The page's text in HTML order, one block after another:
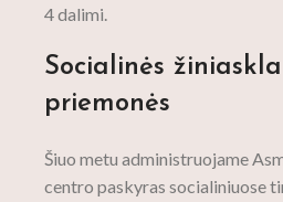
4 dalimi.
Socialinės
priemonės
Šiuo metu administruojame
centro paskyras socialiniuose